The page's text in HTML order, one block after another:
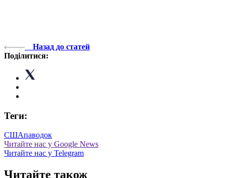
Назад до статей
Поділитися:
Теги:
СШАпаводок
Читайте нас у Google News
Читайте нас у Telegram
Читайте також